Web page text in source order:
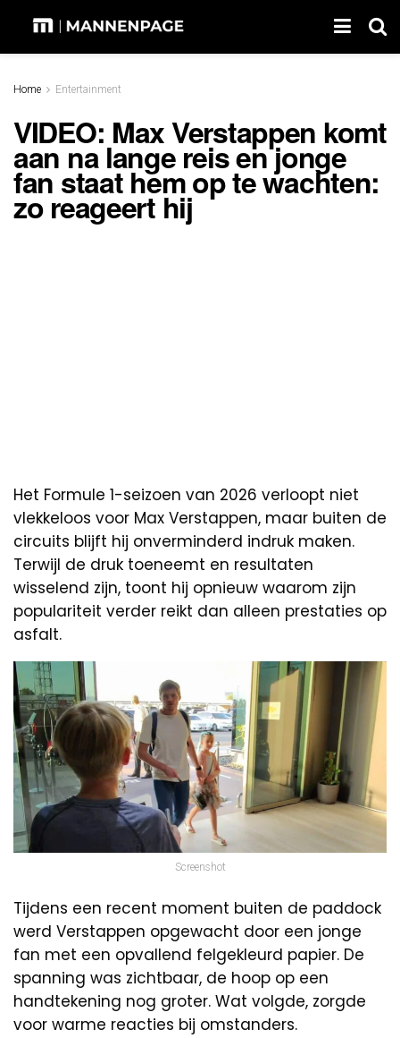
Home Entertainment
VIDEO: Max Verstappen komt
aan na lange reis en jonge
fan staat hem op te wachten:
zo reageert hij
Het Formule 1-seizoen van 2026 verloopt niet
vlekkeloos voor Max Verstappen, maar buiten de
circuits blijft hij onverminderd indruk maken.
Terwijl de druk toeneemt en resultaten
wisselend zijn, toont hij opnieuw waarom zijn
populariteit verder reikt dan alleen prestaties op
asfalt.
Screenshot
Tijdens een recent moment buiten de paddock
werd Verstappen opgewacht door een jonge
fan met een opvallend felgekleurd papier. De
spanning was zichtbaar, de hoop op een
handtekening nog groter. Wat volgde, zorgde
voor warme reacties bij omstanders.